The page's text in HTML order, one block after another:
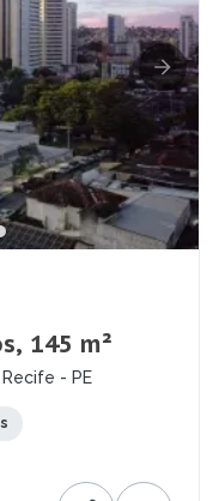
145 m²
- PE